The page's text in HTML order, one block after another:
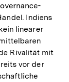
Indiens
linearer
Rivalität mit
vor der